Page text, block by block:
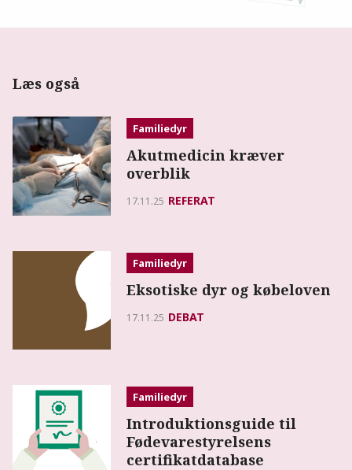
Læs også
Familiedyr
Akutmedicin kræver
overblik
17.11.25 REFERAT
Familiedyr
Eksotiske dyr og købeloven
17.11.25 DEBAT
Familiedyr
Introduktionsguide til
Fødevarestyrelsens
certifikatdatabase